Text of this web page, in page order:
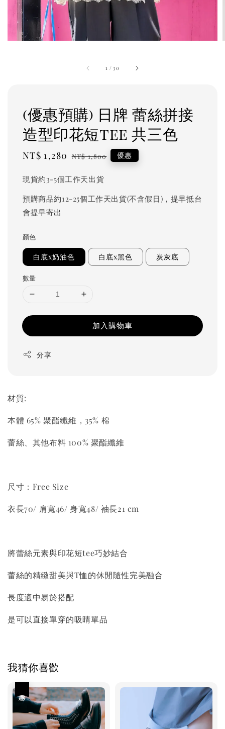
1 /30
(優惠預購) 日牌 蕾絲拼接
造型印花短tee 共三色
Sale
NT$ 1,280 Regular
NT$ 1,800 優惠
現貨約3-5個工作天出貨
預購商品約12-25個工作天出貨(不含假日)，提早抵台
會提早寄出
顏色
白底x奶油色 白底x黑色 炭灰底
數量
加入購物車
分享
材質:
本體 65% 聚酯纖維，35% 棉
蕾絲、其他布料 100% 聚酯纖維
尺寸：Free Size
衣長70/ 肩寬46/ 身寬48/ 袖長21 cm
將蕾絲元素與印花短tee巧妙結合
蕾絲的精緻甜美與T恤的休閒隨性完美融合
長度適中易於搭配
是可以直接單穿的吸睛單品
我猜你喜歡